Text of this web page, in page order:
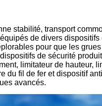
stabilité, transport
de divers
pour que les
de sécurité
limitateur de hauteur,
du fil de fer et dispositif
avancés.